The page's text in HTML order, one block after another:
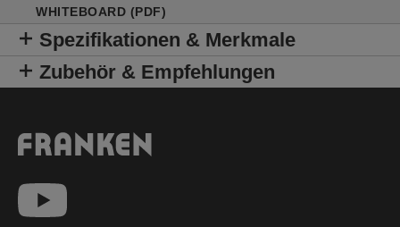
WHITEBOARD (PDF)
Spezifikationen & Merkmale
Zubehör & Empfehlungen